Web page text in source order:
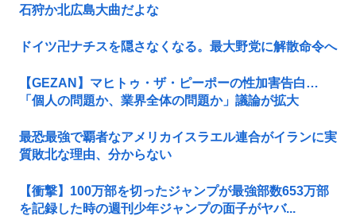
石狩か北広島大曲だよな
ドイツ卍ナチスを隠さなくなる。最大野党に解散命令へ
【GEZAN】マヒトゥ・ザ・ピーポーの性加害告白…
「個人の問題か、業界全体の問題か」議論が拡大
最恐最強で覇者なアメリカイスラエル連合がイランに実
質敗北な理由、分からない
【衝撃】100万部を切ったジャンプが最強部数653万部
を記録した時の週刊少年ジャンプの面子がヤバ...